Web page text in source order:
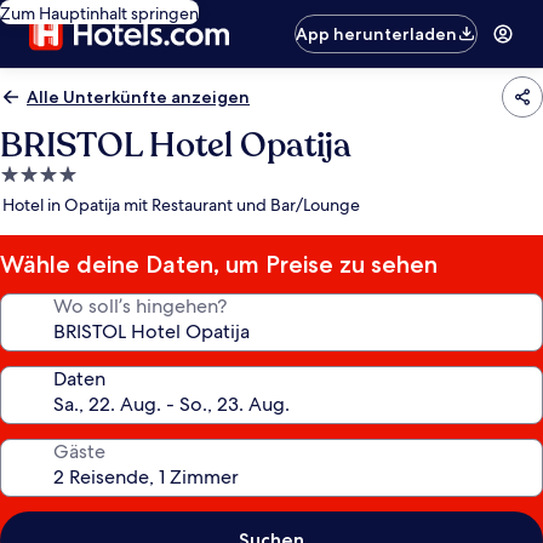
Zum Hauptinhalt springen
App herunterladen
Alle Unterkünfte anzeigen
BRISTOL Hotel Opatija
4.0-
Sterne-
Hotel in Opatija mit Restaurant und Bar/Lounge
Wähle deine Daten, um Preise zu sehen
Wo soll’s hingehen?
Daten
Gäste